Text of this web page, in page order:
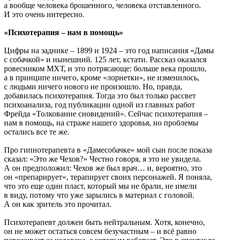
а вообще человека брошенного, человека отставленного.
И это очень интересно.
«Психотерапия – нам в помощь»
Цифры на заднике – 1899 и 1924 – это год написания «Дамы
с собачкой» и нынешний. 125 лет, кстати. Рассказ оказался
ровесником МХТ, и это потрясающе: больше века прошло,
а в принципе ничего, кроме «лорнетки», не изменилось,
с людьми ничего нового не произошло. Но, правда,
добавилась психотерапия. Тогда это был только рассвет
психоанализа, год публикации одной из главных работ
Фрейда «Толкование сновидений». Сейчас психотерапия –
нам в помощь, на страже нашего здоровья, но проблемы
остались все те же.
Про гипнотерапевта в «Дамесобачке» мой сын после показа
сказал: «Это же Чехов?» Честно говоря, я это не увидела.
А он предположил: Чехов же был врач… и, вероятно, это
он «препарирует», терапирует своих персонажей. Я поняла,
что это еще один пласт, который мы не брали, не имели
в виду, потому что уже зарылись в материал с головой.
А он как зритель это прочитал.
Психотерапевт должен быть нейтральным. Хотя, конечно,
он не может остаться совсем безучастным – и всё равно